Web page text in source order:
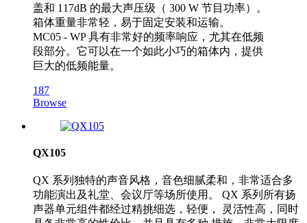
盖和 117dB 的最大声压级（ 300 W 节目功率）。
箱体重量非常轻，易于固定安装和运输。
MC05 - WP 具有非常好的频率响应，尤其在低频
段部分。它可以在一个如此小巧的箱体内，提供
巨大的低频能量。
187
Browse
QX105
QX 系列独特的声音风格，音色细腻柔和，非常适合多
功能演出及礼堂、会议厅等场所使用。 QX 系列所有扬
声器单元组件都经过精挑细选，轻便， 灵活性高，同时